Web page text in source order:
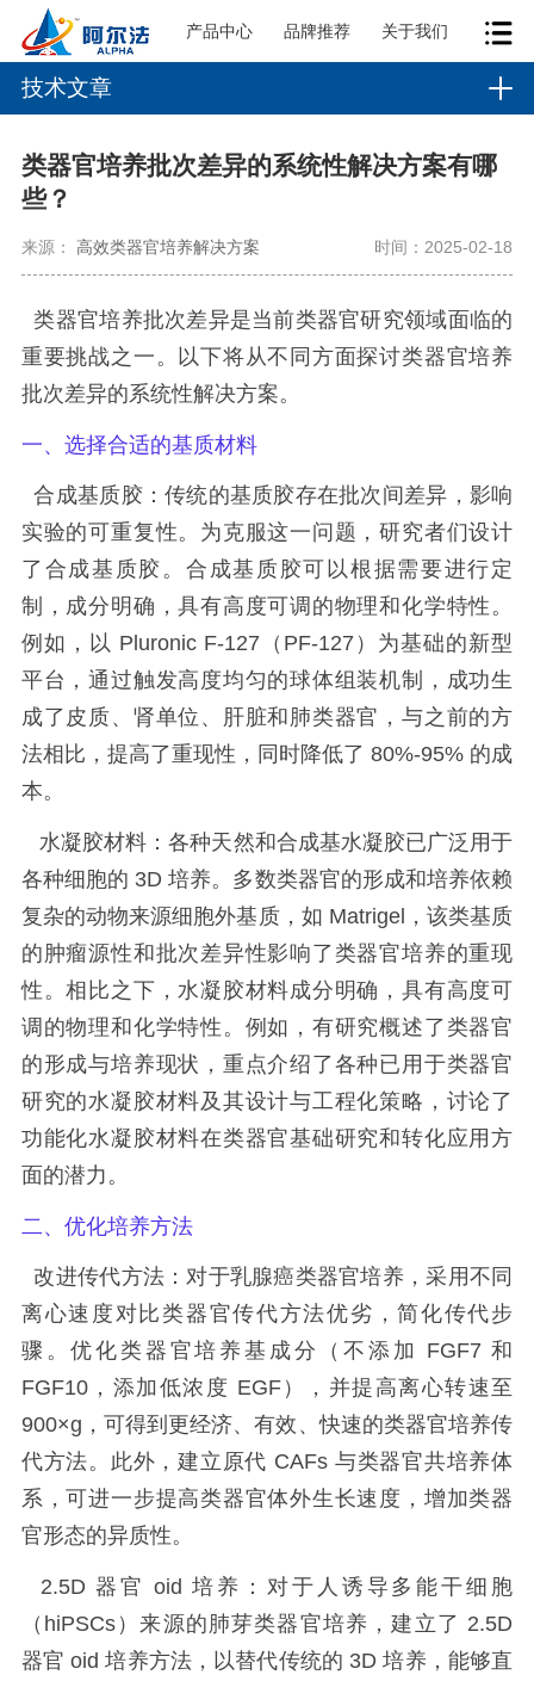
产品中心 品牌推荐 关于我们
技术文章
类器官培养批次差异的系统性解决方案有哪
些？
来源： 高效类器官培养解决方案 时间：2025-02-18
类器官培养批次差异是当前类器官研究领域面临的
重要挑战之一。以下将从不同方面探讨类器官培养
批次差异的系统性解决方案。
一、选择合适的基质材料
合成基质胶：传统的基质胶存在批次间差异，影响
实验的可重复性。为克服这一问题，研究者们设计
了合成基质胶。合成基质胶可以根据需要进行定
制，成分明确，具有高度可调的物理和化学特性。
例如，以 Pluronic F-127（PF-127）为基础的新型
平台，通过触发高度均匀的球体组装机制，成功生
成了皮质、肾单位、肝脏和肺类器官，与之前的方
法相比，提高了重现性，同时降低了 80%-95% 的成
本。
水凝胶材料：各种天然和合成基水凝胶已广泛用于
各种细胞的 3D 培养。多数类器官的形成和培养依赖
复杂的动物来源细胞外基质，如 Matrigel，该类基质
的肿瘤源性和批次差异性影响了类器官培养的重现
性。相比之下，水凝胶材料成分明确，具有高度可
调的物理和化学特性。例如，有研究概述了类器官
的形成与培养现状，重点介绍了各种已用于类器官
研究的水凝胶材料及其设计与工程化策略，讨论了
功能化水凝胶材料在类器官基础研究和转化应用方
面的潜力。
二、优化培养方法
改进传代方法：对于乳腺癌类器官培养，采用不同
离心速度对比类器官传代方法优劣，简化传代步
骤。优化类器官培养基成分（不添加 FGF7 和
FGF10，添加低浓度 EGF），并提高离心转速至
900×g，可得到更经济、有效、快速的类器官培养传
代方法。此外，建立原代 CAFs 与类器官共培养体
系，可进一步提高类器官体外生长速度，增加类器
官形态的异质性。
2.5D 器官 oid 培养：对于人诱导多能干细胞
（hiPSCs）来源的肺芽类器官培养，建立了 2.5D
器官 oid 培养方法，以替代传统的 3D 培养，能够直